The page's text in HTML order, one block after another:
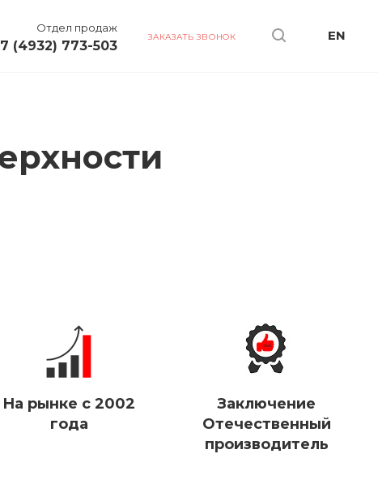
EN
Отдел продаж
(4932) 773-503
ЗАКАЗАТЬ ЗВОНОК
На рынке с 2002
года
Заключение
Отечественный
производитель